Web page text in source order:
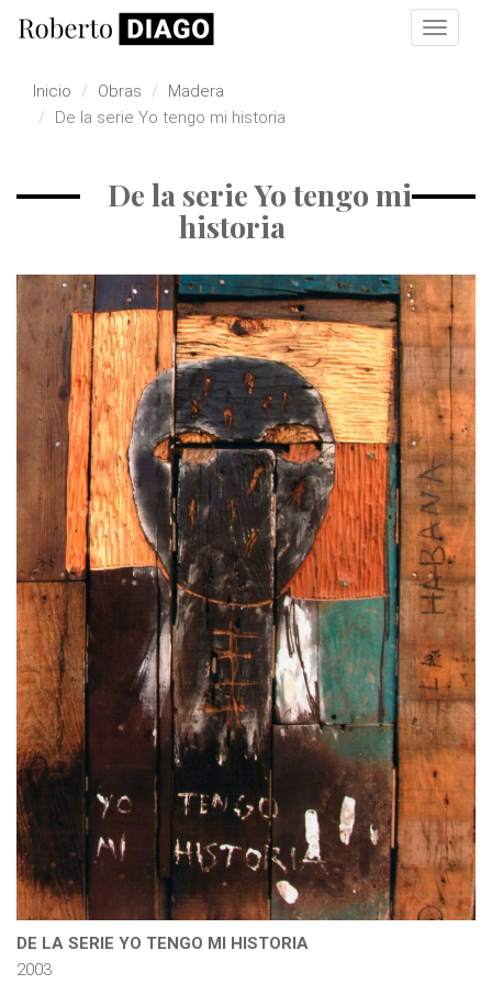
Pasar al contenido principal
Toggle
Inicio
Obras
Madera
De la serie Yo tengo mi historia
De la serie Yo tengo mi
historia
DE LA SERIE YO TENGO MI HISTORIA
2003